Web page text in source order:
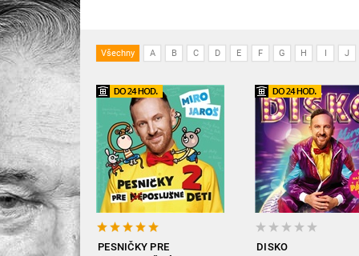
Všechny A B C D E F G H I J
PESNIČKY PRE
DISKO